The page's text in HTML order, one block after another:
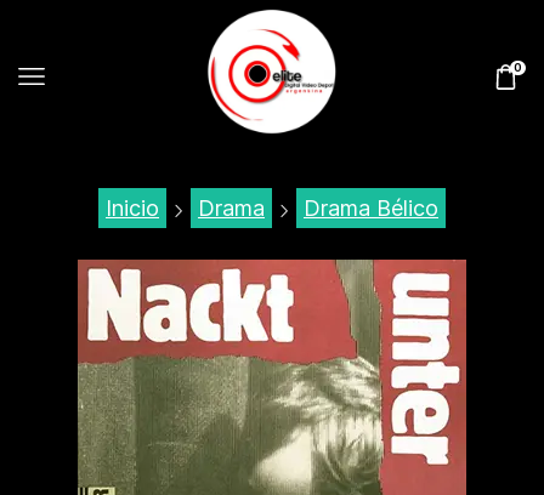
0
Inicio Drama Drama Bélico